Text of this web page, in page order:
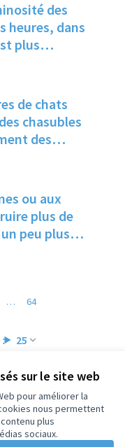
sur le site web
pour améliorer la
nous permettent
plus
sociaux.
des
heures, dans
plus
de chats
chasubles
des
intéressées
ou aux
plus de
peu plus
25
… 64